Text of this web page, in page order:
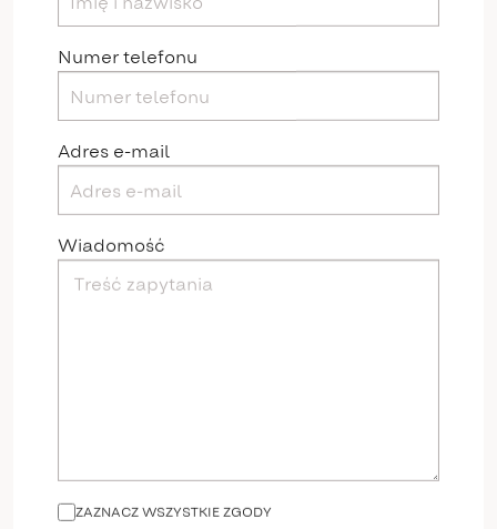
Numer telefonu
Adres e-mail
Wiadomość
ZAZNACZ WSZYSTKIE ZGODY